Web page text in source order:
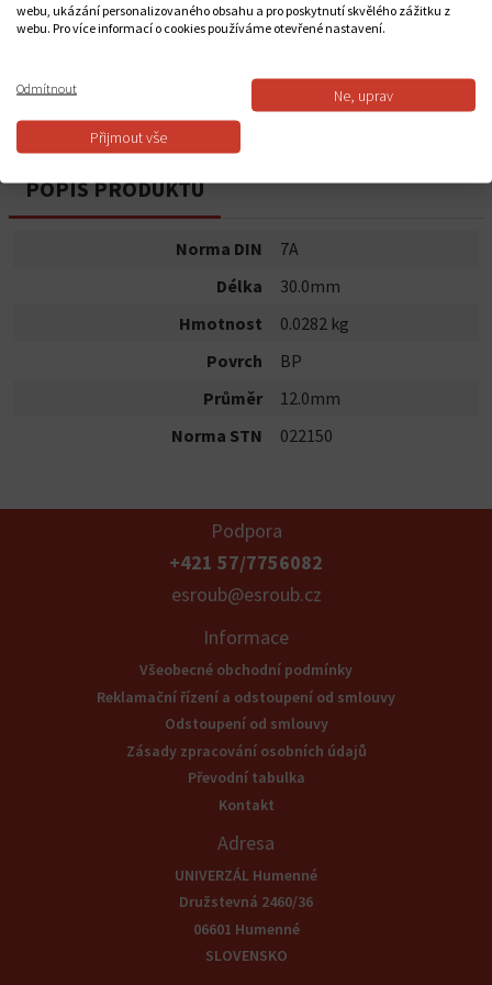
Dostupnost:Skladem
POPIS PRODUKTU
Norma DIN
7A
Délka
30.0mm
Hmotnost
0.0282 kg
Povrch
BP
Průměr
12.0mm
Norma STN
022150
Podpora
+421 57/7756082
esroub@esroub.cz
Informace
Všeobecné obchodní podmínky
Reklamační řízení a odstoupení od smlouvy
Odstoupení od smlouvy
Zásady zpracování osobních údajů
Převodní tabulka
Kontakt
Adresa
UNIVERZÁL Humenné
Družstevná 2460/36
06601 Humenné
SLOVENSKO
webu, ukázání personalizovaného obsahu a pro poskytnutí skvělého zážitku z
webu. Pro více informací o cookies používáme otevřené nastavení.
Odmítnout Ne, uprav
Přijmout vše